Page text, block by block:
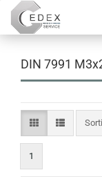
DIN 7991
1